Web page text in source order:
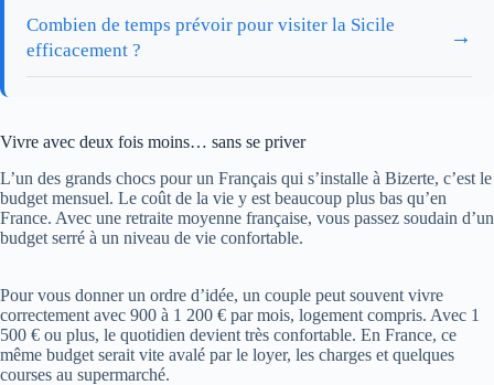
Combien de temps prévoir pour visiter la Sicile
efficacement ?
→
Vivre avec deux fois moins… sans se priver
L’un des grands chocs pour un Français qui s’installe à Bizerte, c’est le
budget mensuel. Le coût de la vie y est beaucoup plus bas qu’en
France. Avec une retraite moyenne française, vous passez soudain d’un
budget serré à un niveau de vie confortable.
Pour vous donner un ordre d’idée, un couple peut souvent vivre
correctement avec 900 à 1 200 € par mois, logement compris. Avec 1
500 € ou plus, le quotidien devient très confortable. En France, ce
même budget serait vite avalé par le loyer, les charges et quelques
courses au supermarché.